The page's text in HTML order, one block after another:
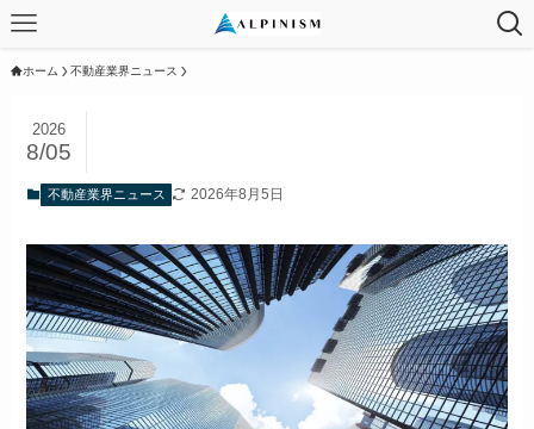
ホーム 不動産業界ニュース
2026
8/05
不動産業界ニュース 2026年8月5日